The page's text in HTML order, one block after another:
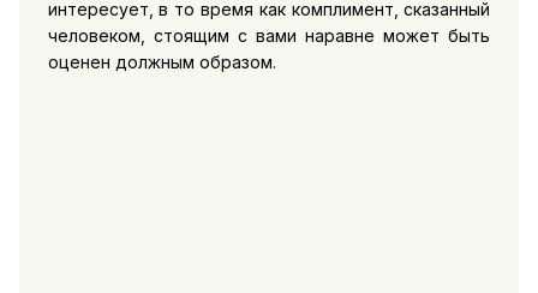
интересует, в то время как комплимент, сказанный
человеком, стоящим с вами наравне может быть
оценен должным образом.